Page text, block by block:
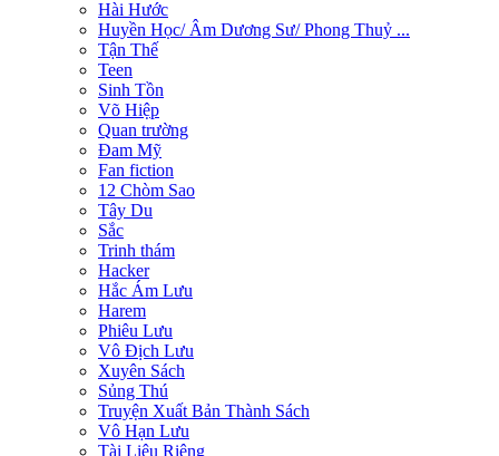
Hài Hước
Huyền Học/ Âm Dương Sư/ Phong Thuỷ ...
Tận Thế
Teen
Sinh Tồn
Võ Hiệp
Quan trường
Đam Mỹ
Fan fiction
12 Chòm Sao
Tây Du
Sắc
Trinh thám
Hacker
Hắc Ám Lưu
Harem
Phiêu Lưu
Vô Địch Lưu
Xuyên Sách
Sủng Thú
Truyện Xuất Bản Thành Sách
Vô Hạn Lưu
Tài Liệu Riêng